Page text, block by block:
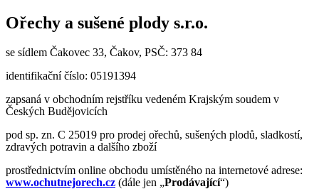
Ořechy a sušené plody s.r.o.
se sídlem Čakovec 33, Čakov, PSČ: 373 84
identifikační číslo: 05191394
zapsaná v obchodním rejstříku vedeném Krajským soudem v
Českých Budějovicích
pod sp. zn. C 25019 pro prodej ořechů, sušených plodů, sladkostí,
zdravých potravin a dalšího zboží
prostřednictvím online obchodu umístěného na internetové adrese:
www.ochutnejorech.cz (dále jen „Prodávající“)